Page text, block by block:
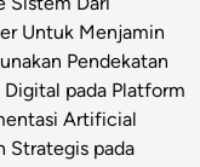
Untuk Menjamin
Pendekatan
pada Platform
Artificial
Strategis pada